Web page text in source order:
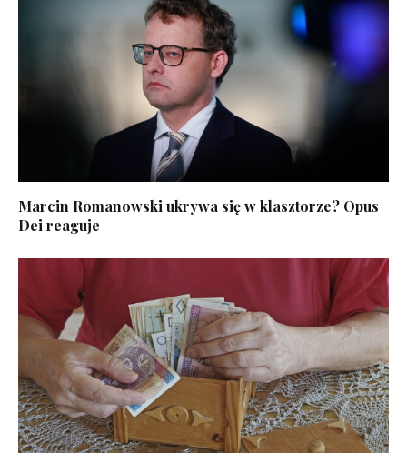
Marcin Romanowski ukrywa się w klasztorze? Opus
Dei reaguje